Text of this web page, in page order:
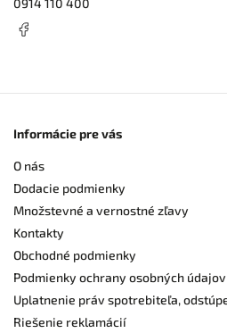
Informácie pre vás
O nás
Dodacie podmienky
Množstevné a vernostné zľavy
Kontakty
Obchodné podmienky
Podmienky ochrany osobných údajov
Uplatnenie práv spotrebiteľa,
Riešenie reklamácií